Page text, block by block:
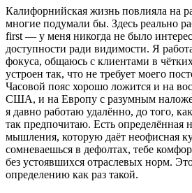
Калифорнийская жизнь повлияла на
многие подумали бы. Здесь реально
first — у меня никогда не было
доступности ради видимости. Я
фокуса, общаюсь с клиентами в
устроен так, что не требует моего
Часовой пояс хорошо ложится и на
США, и на Европу с разумным
я давно работаю удалённо, до того,
так предпочитаю. Есть определённая
мышления, которую даёт неофисная
сомневаешься в дефолтах, тебе
без устоявшихся отраслевых норм.
определению как раз такой.